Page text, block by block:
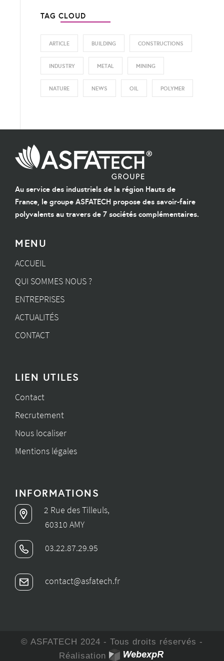
TAG CLOUD
ARTICLE BUILDING CONSTRUCTIONS
INDUSTRY METAL MINING
NATURE NEWS OIL POLYMER
Au service des industriels de la région Hauts de
France, le groupe ASFATECH propose des savoir-faire
polyvalents au travers de 7 sociétés complémentaires.
MENU
ACCUEIL
QUI SOMMES NOUS ?
ENTREPRISES
ACTUALITÉS
CONTACT
LIEN UTILES
Contact
Recrutement
Nous localiser
Mentions légales
INFORMATIONS
2 Rue des Tilleuls,
60310 AMY
03.22.87.29.95
contact@asfatech.fr
© ASFATECH 2024 - Tous droits réservés -
Réalisation